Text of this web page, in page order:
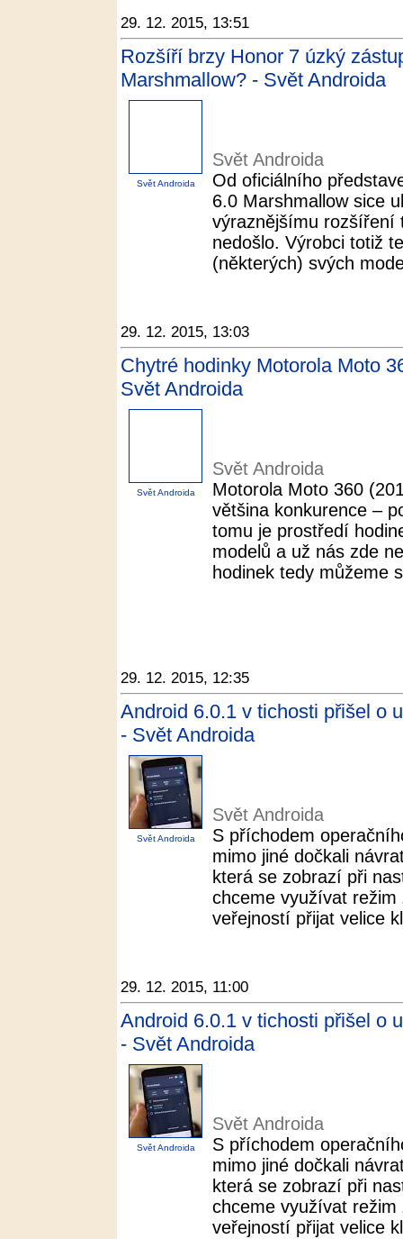
29. 12. 2015, 13:51
Rozšíří brzy Honor 7 úzký
Marshmallow? - Svět Androida
Svět Androida
Svět Androida
Od oficiálního
6.0 Marshmallow sice
výraznějšímu rozšíření
nedošlo. Výrobci totiž
(některých) svých
29. 12. 2015, 13:03
Chytré hodinky Motorola Moto
Svět Androida
Svět Androida
Svět Androida
Motorola Moto 360
většina konkurence –
tomu je prostředí
modelů a už nás zde
hodinek tedy můžeme
29. 12. 2015, 12:35
Android 6.0.1 v tichosti přišel o
- Svět Androida
Svět Androida
Svět Androida
S příchodem
mimo jiné dočkali
která se zobrazí při
chceme využívat režim
veřejností přijat velice
29. 12. 2015, 11:00
Android 6.0.1 v tichosti přišel o
- Svět Androida
Svět Androida
Svět Androida
S příchodem
mimo jiné dočkali
která se zobrazí při
chceme využívat režim
veřejností přijat velice